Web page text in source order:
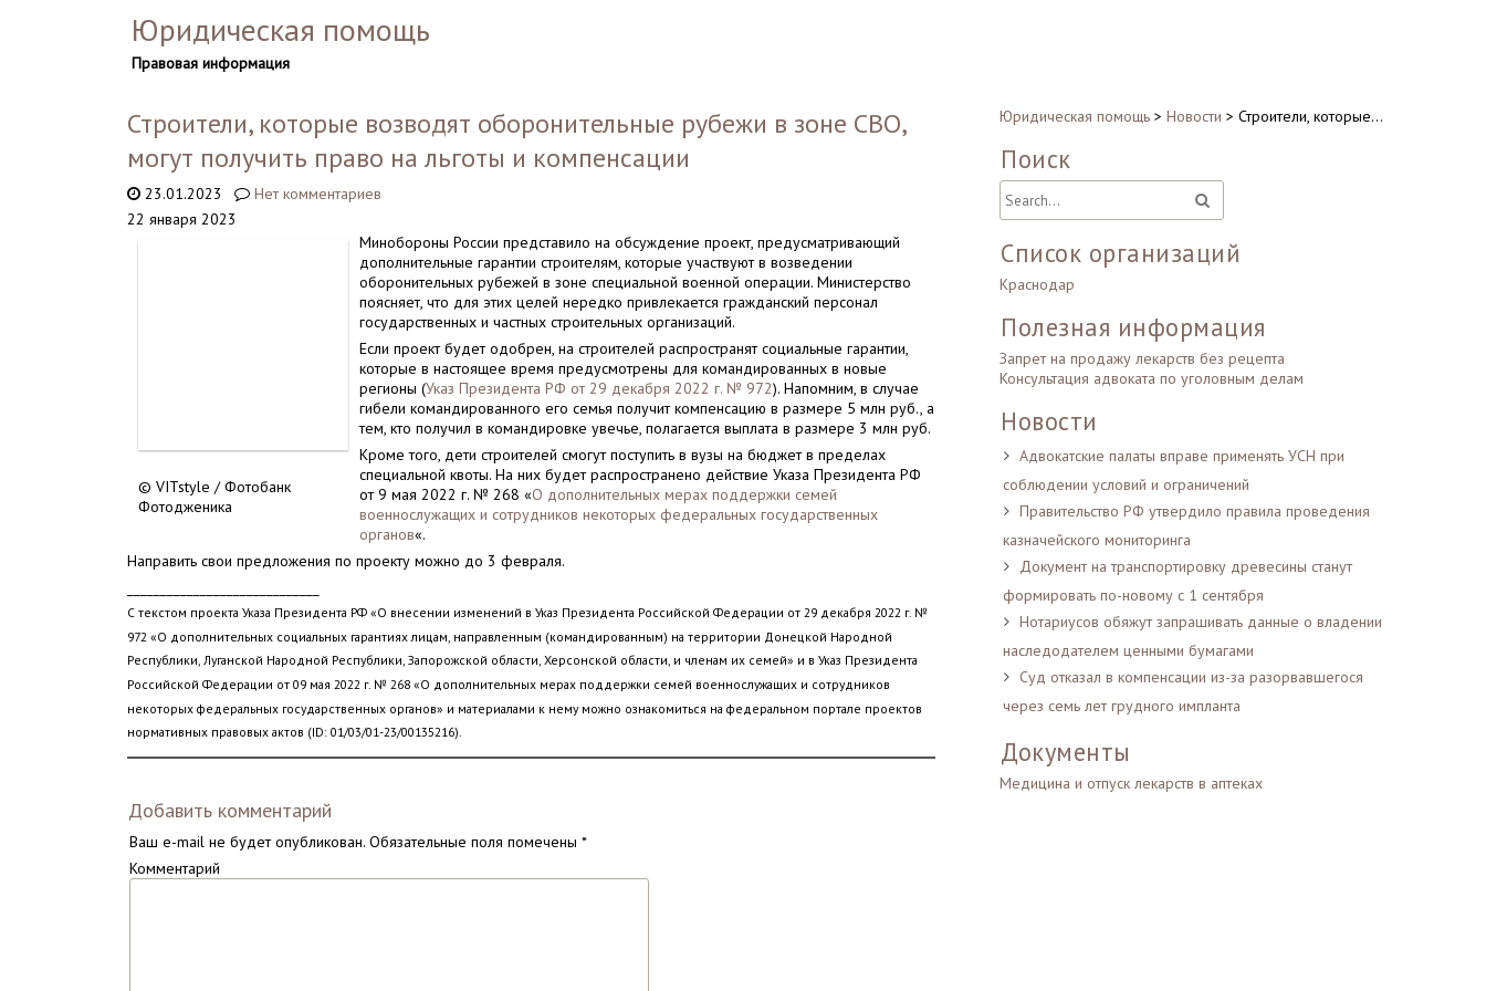
Юридическая помощь
Правовая информация
Строители, которые возводят оборонительные рубежи в зоне СВО,
могут получить право на льготы и компенсации
23.01.2023
Нет комментариев
22 января 2023
© VITstyle / Фотобанк
Фотодженика
Минобороны России представило на обсуждение проект, предусматривающий
дополнительные гарантии строителям, которые участвуют в возведении
оборонительных рубежей в зоне специальной военной операции. Министерство
поясняет, что для этих целей нередко привлекается гражданский персонал
государственных и частных строительных организаций.
Если проект будет одобрен, на строителей распространят социальные гарантии,
которые в настоящее время предусмотрены для командированных в новые
регионы (Указ Президента РФ от 29 декабря 2022 г. № 972). Напомним, в случае
гибели командированного его семья получит компенсацию в размере 5 млн руб., а
тем, кто получил в командировке увечье, полагается выплата в размере 3 млн руб.
Кроме того, дети строителей смогут поступить в вузы на бюджет в пределах
специальной квоты. На них будет распространено действие Указа Президента РФ
от 9 мая 2022 г. № 268 «О дополнительных мерах поддержки семей
военнослужащих и сотрудников некоторых федеральных государственных
органов«.
Направить свои предложения по проекту можно до 3 февраля.
С текстом проекта Указа Президента РФ «О внесении изменений в Указ Президента Российской Федерации от 29 декабря 2022 г. №
972 «О дополнительных социальных гарантиях лицам, направленным (командированным) на территории Донецкой Народной
Республики, Луганской Народной Республики, Запорожской области, Херсонской области, и членам их семей» и в Указ Президента
Российской Федерации от 09 мая 2022 г. № 268 «О дополнительных мерах поддержки семей военнослужащих и сотрудников
некоторых федеральных государственных органов» и материалами к нему можно ознакомиться на федеральном портале проектов
нормативных правовых актов (ID: 01/03/01-23/00135216).
Добавить комментарий
Ваш e-mail не будет опубликован. Обязательные поля помечены*
Комментарий
Юридическая помощь > Новости > Строители, которые…
Поиск
Список организаций
Краснодар
Полезная информация
Запрет на продажу лекарств без рецепта
Консультация адвоката по уголовным делам
Новости
Адвокатские палаты вправе применять УСН при
соблюдении условий и ограничений
Правительство РФ утвердило правила проведения
казначейского мониторинга
Документ на транспортировку древесины станут
формировать по-новому с 1 сентября
Нотариусов обяжут запрашивать данные о владении
наследодателем ценными бумагами
Суд отказал в компенсации из-за разорвавшегося
через семь лет грудного импланта
Документы
Медицина и отпуск лекарств в аптеках